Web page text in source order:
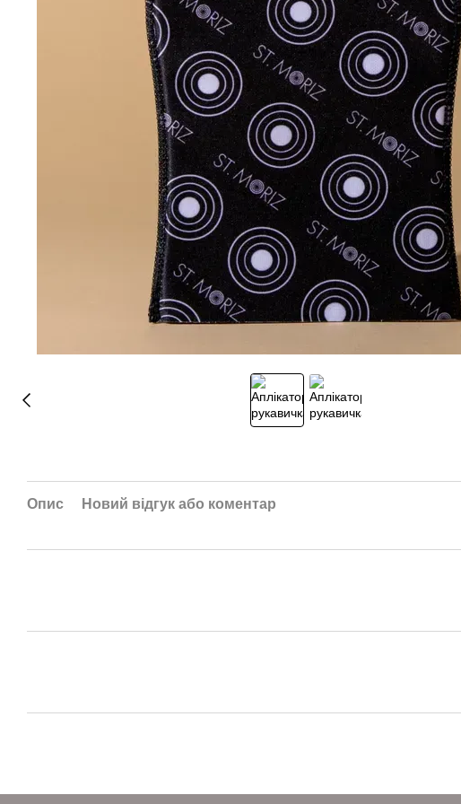
Опис Новий відгук або коментар